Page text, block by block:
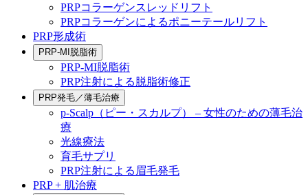
PRPコラーゲンスレッドリフト
PRPコラーゲンによるポニーテールリフト
PRP形成術
PRP-MI脱脂術
PRP-MI脱脂術
PRP注射による脱脂術修正
PRP発毛／薄毛治療
p-Scalp（ピー・スカルプ） – 女性のための薄毛治
療
光線療法
育毛サプリ
PRP注射による眉毛発毛
PRP + 肌治療